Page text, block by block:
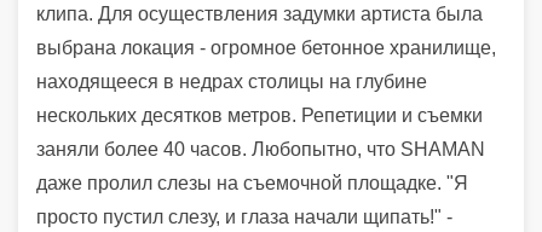
клипа. Для осуществления задумки артиста была
выбрана локация - огромное бетонное хранилище,
находящееся в недрах столицы на глубине
нескольких десятков метров. Репетиции и съемки
заняли более 40 часов. Любопытно, что SHAMAN
даже пролил слезы на съемочной площадке. "Я
просто пустил слезу, и глаза начали щипать!" -